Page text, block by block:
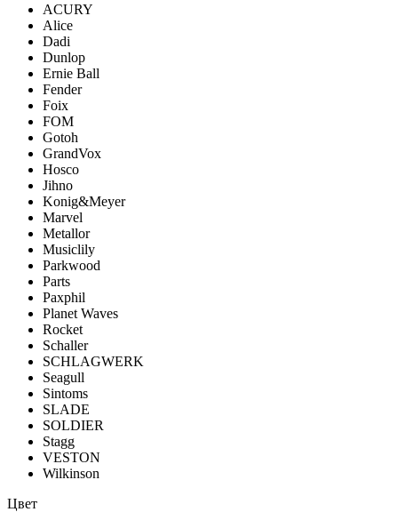
ACURY
Alice
Dadi
Dunlop
Ernie Ball
Fender
Foix
FOM
Gotoh
GrandVox
Hosco
Jihno
Konig&Meyer
Marvel
Metallor
Musiclily
Parkwood
Parts
Paxphil
Planet Waves
Rocket
Schaller
SCHLAGWERK
Seagull
Sintoms
SLADE
SOLDIER
Stagg
VESTON
Wilkinson
Цвет